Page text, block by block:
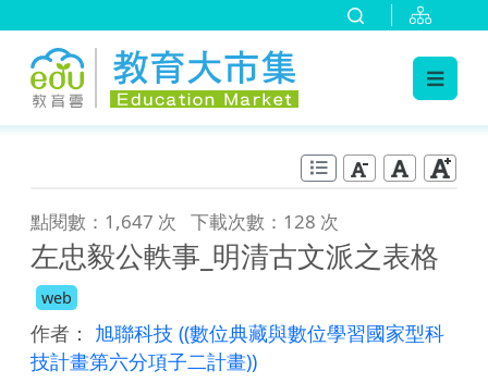
點閱數：1,647 次 下載次數：128 次
左忠毅公軼事_明清古文派之表格
web
作者： 旭聯科技 ((數位典藏與數位學習國家型科
技計畫第六分項子二計畫))